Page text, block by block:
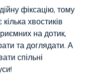
фіксацію, тому
хвостиків
на дотик,
та доглядати. А
спільні